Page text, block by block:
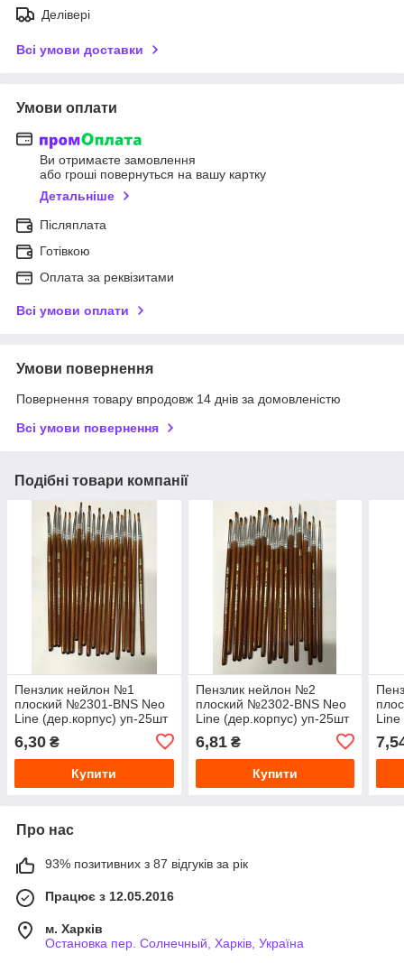
Делівері
Всі умови доставки
Умови оплати
Ви отримаєте замовлення
або гроші повернуться на вашу картку
Детальніше
Післяплата
Готівкою
Оплата за реквізитами
Всі умови оплати
Умови повернення
Повернення товару впродовж 14 днів за домовленістю
Всі умови повернення
Подібні товари компанії
Пензлик нейлон №1
плоский №2301-BNS Neo
Line (дер.корпус) уп-25шт
6,30 ₴
Купити
Пензлик нейлон №2
плоский №2302-BNS Neo
Line (дер.корпус) уп-25шт
6,81₴
Купити
Line
Про нас
93% позитивних з 87 відгуків за рік
Працює з 12.05.2016
м. Харків
Остановка пер. Солнечный, Харків, Україна